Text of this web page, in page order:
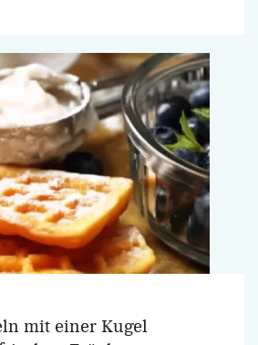
mit einer Kugel